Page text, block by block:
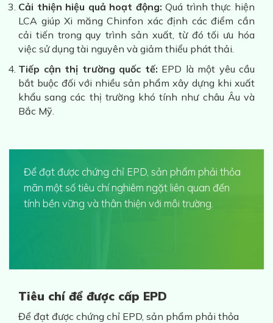
Cải thiện hiệu quả hoạt động: Quá trình thực hiện
LCA giúp Xi măng Chinfon xác định các điểm cần
cải tiến trong quy trình sản xuất, từ đó tối ưu hóa
việc sử dụng tài nguyên và giảm thiểu phát thải.
Tiếp cận thị trường quốc tế: EPD là một yêu cầu
bắt buộc đối với nhiều sản phẩm xây dựng khi xuất
khẩu sang các thị trường khó tính như châu Âu và
Bắc Mỹ.
Để đạt được chứng chỉ EPD, sản phẩm phải thỏa
mãn một số tiêu chí nghiêm ngặt liên quan đến
tính bền vững và thân thiện với môi trường.
Tiêu chí để được cấp EPD
Để đạt được chứng chỉ EPD, sản phẩm phải thỏa